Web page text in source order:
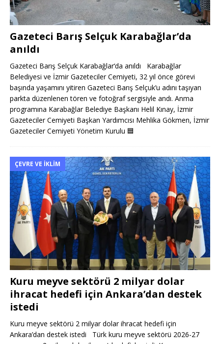
Gazeteci Barış Selçuk Karabağlar’da
anıldı
Gazeteci Barış Selçuk Karabağlar‘da anıldı Karabağlar
Belediyesi ve İzmir Gazeteciler Cemiyeti, 32 yıl önce görevi
başında yaşamını yitiren Gazeteci Barış Selçuk’u adını taşıyan
parkta düzenlenen tören ve fotoğraf sergisiyle andı. Anma
programına Karabağlar Belediye Başkanı Helil Kınay, İzmir
Gazeteciler Cemiyeti Başkan Yardımcısı Mehlika Gökmen, İzmir
Gazeteciler Cemiyeti Yönetim Kurulu 🟦
ÇEVRE VE İKLIM
Kuru meyve sektörü 2 milyar dolar
ihracat hedefi için Ankara’dan destek
istedi
Kuru meyve sektörü 2 milyar dolar ihracat hedefi için
Ankara’dan destek istedi Türk kuru meyve sektörü 2026-27